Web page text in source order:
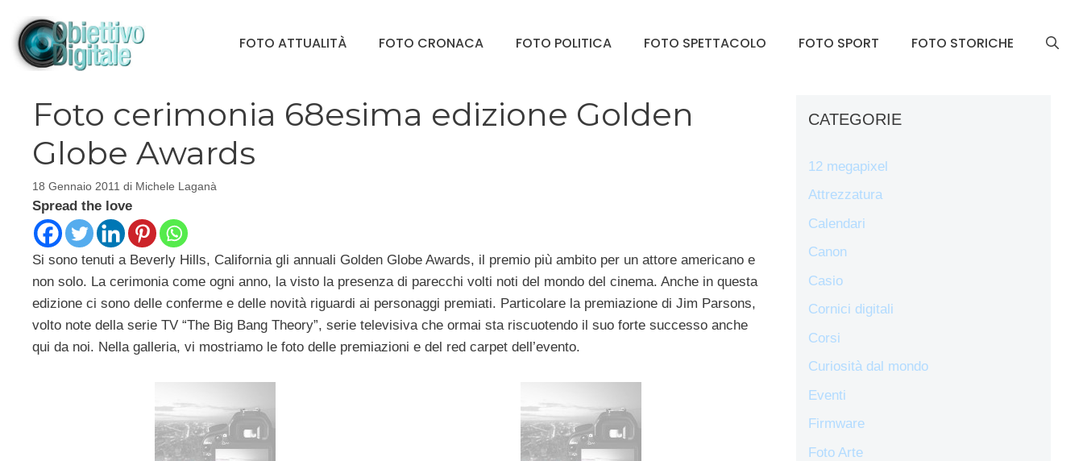
contenuto
FOTO ATTUALITÀ FOTO CRONACA FOTO POLITICA FOTO SPETTACOLO FOTO SPORT FOTO STORICHE
Foto cerimonia 68esima edizione Golden
Globe Awards
18 Gennaio 2011 di Michele Laganà
Spread the love
Si sono tenuti a Beverly Hills, California gli annuali Golden Globe Awards, il premio più ambito per un attore americano e
non solo. La cerimonia come ogni anno, la visto la presenza di parecchi volti noti del mondo del cinema. Anche in questa
edizione ci sono delle conferme e delle novità riguardi ai personaggi premiati. Particolare la premiazione di Jim Parsons,
volto note della serie TV “The Big Bang Theory”, serie televisiva che ormai sta riscuotendo il suo forte successo anche
qui da noi. Nella galleria, vi mostriamo le foto delle premiazioni e del red carpet dell’evento.
CATEGORIE
12 megapixel
Attrezzatura
Calendari
Canon
Casio
Cornici digitali
Corsi
Curiosità dal mondo
Eventi
Firmware
Foto Arte